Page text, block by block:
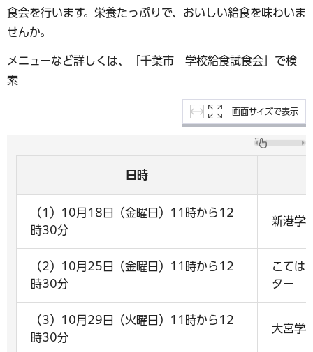
食会を行います。栄養たっぷりで、おいしい給食を味わいま
せんか。
メニューなど詳しくは、「千葉市 学校給食試食会」で検
索
画面サイズで表示
日時
（1）10月18日（金曜日）11時から12
時30分
新港学
（2）10月25日（金曜日）11時から12
時30分
こては
ター
（3）10月29日（火曜日）11時から12
時30分
大宮学